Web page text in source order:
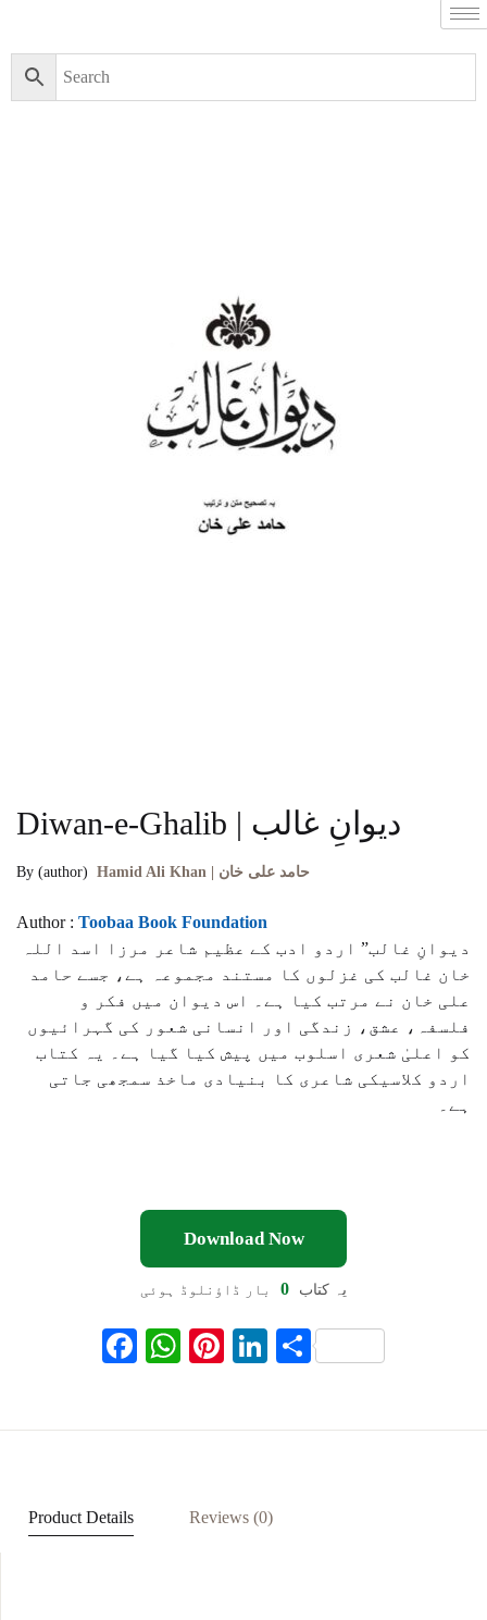
Diwan-e-Ghalib | دیوانِ غالب
By (author) Hamid Ali Khan | حامد علی خان
Author : Toobaa Book Foundation
دیوانِ غالب” اردو ادب کے عظیم شاعر مرزا اسد اللہ
خان غالب کی غزلوں کا مستند مجموعہ ہے، جسے حامد
علی خان نے مرتب کیا ہے۔ اس دیوان میں فکر و
فلسفہ، عشق، زندگی اور انسانی شعور کی گہرائیوں
کو اعلیٰ شعری اسلوب میں پیش کیا گیا ہے۔ یہ کتاب
اردو کلاسیکی شاعری کا بنیادی ماخذ سمجھی جاتی
ہے۔
Download Now
یہ کتاب 0 بار ڈاؤنلوڈ ہوئی
F
W
p
Pi Li S
Product Details Reviews (0)